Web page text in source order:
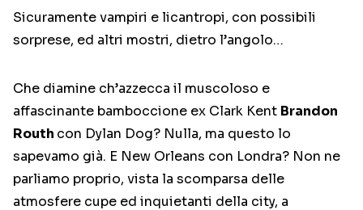
Sicuramente vampiri e licantropi, con possibili
sorprese, ed altri mostri, dietro l’angolo…
Che diamine ch’azzecca il muscoloso e
affascinante bamboccione ex Clark Kent Brandon
Routh con Dylan Dog? Nulla, ma questo lo
sapevamo già. E New Orleans con Londra? Non ne
parliamo proprio, vista la scomparsa delle
atmosfere cupe ed inquietanti della city, a